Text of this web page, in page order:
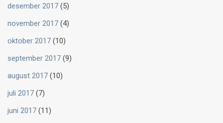
desember 2017 (5)
november 2017 (4)
oktober 2017 (10)
september 2017 (9)
august 2017 (10)
juli 2017 (7)
juni 2017 (11)